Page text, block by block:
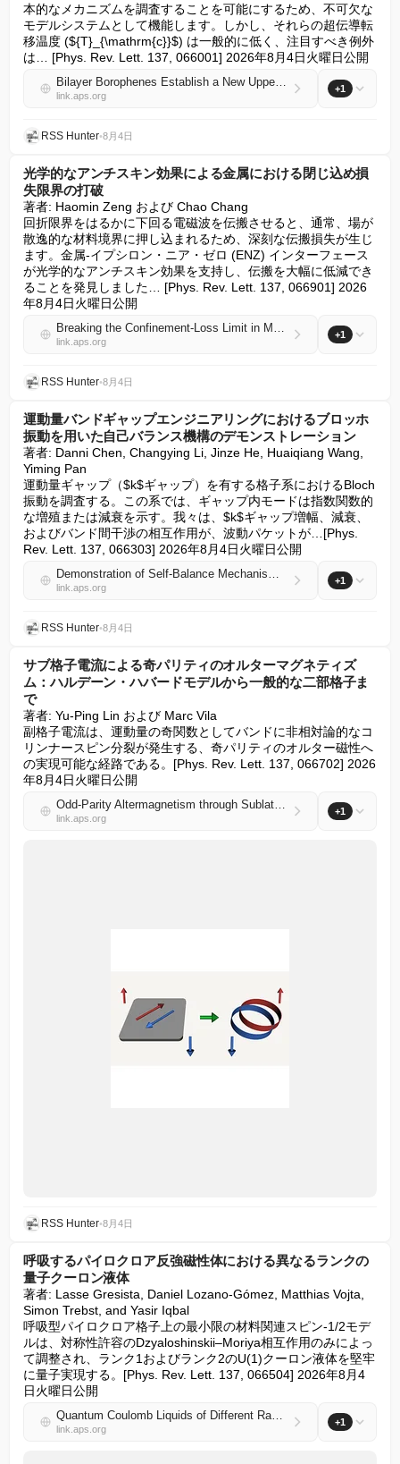
本的なメカニズムを調査することを可能にするため、不可欠な
モデルシステムとして機能します。しかし、それらの超伝導転
移温度 (${T}_{\mathrm{c}}$) は一般的に低く、注目すべき例外
は… [Phys. Rev. Lett. 137, 066001] 2026年8月4日火曜日公開
Bilayer Borophenes Establish a New Upper Limit for Elemental Superconducting Transition Temperatures
link.aps.org
+1
RSS Hunter•8月4日
光学的なアンチスキン効果による金属における閉じ込め損
失限界の打破
著者: Haomin Zeng および Chao Chang
回折限界をはるかに下回る電磁波を伝搬させると、通常、場が
散逸的な材料境界に押し込まれるため、深刻な伝搬損失が生じ
ます。金属-イプシロン・ニア・ゼロ (ENZ) インターフェース
が光学的なアンチスキン効果を支持し、伝搬を大幅に低減でき
ることを発見しました… [Phys. Rev. Lett. 137, 066901] 2026
年8月4日火曜日公開
Breaking the Confinement-Loss Limit in Metals via Optical Antiskin Effect
link.aps.org
+1
RSS Hunter•8月4日
運動量バンドギャップエンジニアリングにおけるブロッホ
振動を用いた自己バランス機構のデモンストレーション
著者: Danni Chen, Changying Li, Jinze He, Huaiqiang Wang,
Yiming Pan
運動量ギャップ（$k$ギャップ）を有する格子系におけるBloch
振動を調査する。この系では、ギャップ内モードは指数関数的
な増殖または減衰を示す。我々は、$k$ギャップ増幅、減衰、
およびバンド間干渉の相互作用が、波動パケットが…[Phys.
Rev. Lett. 137, 066303] 2026年8月4日火曜日公開
Demonstration of Self-Balance Mechanism with Bloch Oscillations in Momentum Bandgap Engineering
link.aps.org
+1
RSS Hunter•8月4日
サブ格子電流による奇パリティのオルターマグネティズ
ム：ハルデーン・ハバードモデルから一般的な二部格子ま
で
著者: Yu-Ping Lin および Marc Vila
副格子電流は、運動量の奇関数としてバンドに非相対論的なコ
リンナースピン分裂が発生する、奇パリティのオルター磁性へ
の実現可能な経路である。[Phys. Rev. Lett. 137, 066702] 2026
年8月4日火曜日公開
Odd-Parity Altermagnetism through Sublattice Currents: From Haldane-Hubbard Model to General Bipartite Lattices
link.aps.org
+1
RSS Hunter•8月4日
呼吸するパイロクロア反強磁性体における異なるランクの
量子クーロン液体
著者: Lasse Gresista, Daniel Lozano-Gómez, Matthias Vojta,
Simon Trebst, and Yasir Iqbal
呼吸型パイロクロア格子上の最小限の材料関連スピン-1/2モデ
ルは、対称性許容のDzyaloshinskii–Moriya相互作用のみによっ
て調整され、ランク1およびランク2のU(1)クーロン液体を堅牢
に量子実現する。[Phys. Rev. Lett. 137, 066504] 2026年8月4
日火曜日公開
Quantum Coulomb Liquids of Different Rank in the Breathing Pyrochlore Antiferromagnet
link.aps.org
+1